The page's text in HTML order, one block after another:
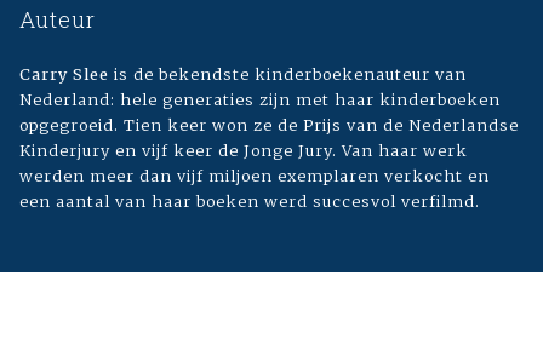
Auteur
Carry Slee is de bekendste kinderboekenauteur van
Nederland: hele generaties zijn met haar kinderboeken
opgegroeid. Tien keer won ze de Prijs van de Nederlandse
Kinderjury en vijf keer de Jonge Jury. Van haar werk
werden meer dan vijf miljoen exemplaren verkocht en
een aantal van haar boeken werd succesvol verfilmd.